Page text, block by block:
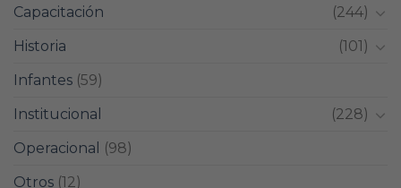
Capacitación
(244)
Historia
(101)
Infantes (59)
Institucional
(228)
Operacional
(98)
Otros (12)